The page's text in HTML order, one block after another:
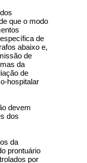
que o modo
de
abaixo e,
de
da
de
hospitalar
devem
dos
da
prontuário
por